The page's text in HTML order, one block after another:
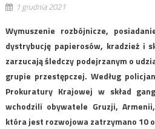
1 grudnia 2021
Wymuszenie rozbójnicze,
dystrybucję papierosów, kradzież i
zarzucają śledczy podejrzanym o
grupie przestępczej. Według
Prokuratury Krajowej w skład
wchodzili obywatele Gruzji,
która jest rozwojowa zatrzymano 10